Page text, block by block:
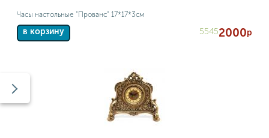
Часы настольные "Прованс" 17*17*3см
в корзину 55452000р